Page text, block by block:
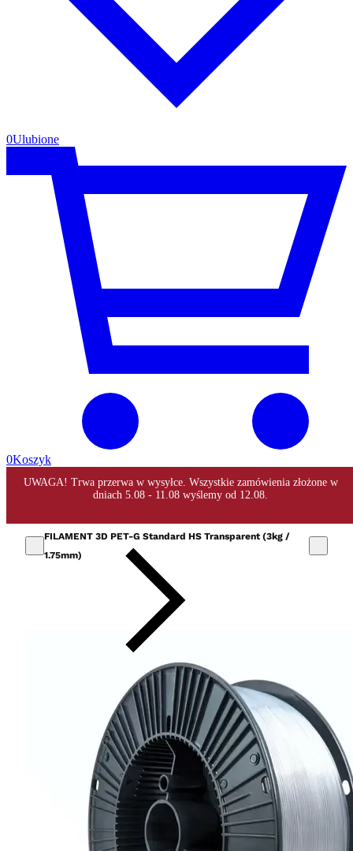
0Ulubione
0Koszyk
FILAMENT 3D PET-G Standard HS Transparent (3kg /
1.75mm)